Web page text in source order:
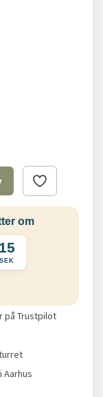
om
14
SEK
på Trustpilot